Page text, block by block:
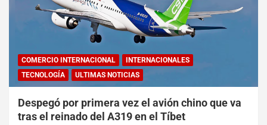
COMERCIO INTERNACIONAL
INTERNACIONALES
TECNOLOGÍA
ULTIMAS NOTICIAS
Despegó por primera vez el avión chino que va
tras el reinado del A319 en el Tíbet